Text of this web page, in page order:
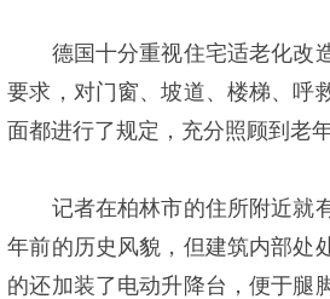
德国十分重视住宅适老化改造
要求，对门窗、坡道、楼梯、呼
面都进行了规定，充分照顾到老
记者在柏林市的住所附近就有
年前的历史风貌，但建筑内部处
的还加装了电动升降台，便于腿